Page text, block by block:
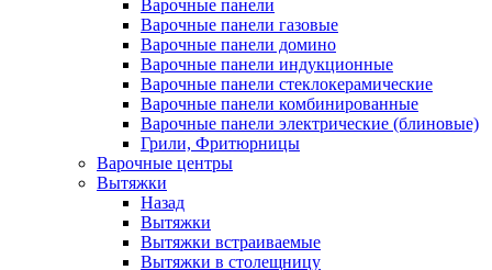
Варочные панели
Варочные панели газовые
Варочные панели домино
Варочные панели индукционные
Варочные панели стеклокерамические
Варочные панели комбинированные
Варочные панели электрические (блиновые)
Грили, Фритюрницы
Варочные центры
Вытяжки
Назад
Вытяжки
Вытяжки встраиваемые
Вытяжки в столещницу